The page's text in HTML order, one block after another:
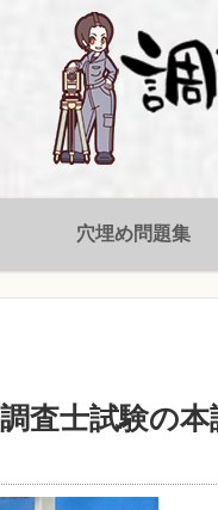
穴埋め問題集
査士試験の